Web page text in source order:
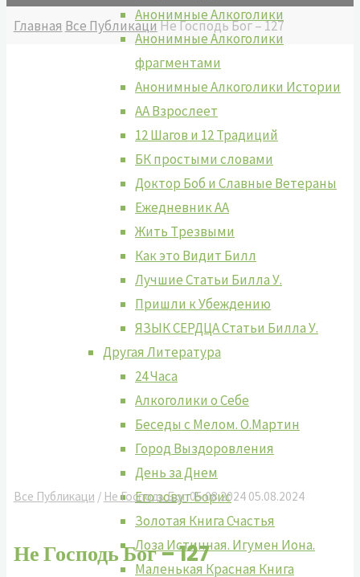
Анонимные Алкоголики
Анонимные Алкоголики
фрагментами
Анонимные Алкоголики Истории
АА Взрослеет
12 Шагов и 12 Традиций
БК простыми словами
Доктор Боб и Славные Ветераны
Ежедневник АА
Жить Tрезвыми
Как это Видит Билл
Лучшие Cтатьи Билла У.
Пришли к Убеждению
ЯЗЫК СЕРДЦА Статьи Билла У.
Другая Литература
24 Часа
Алкоголики о Себе
Беседы с Мелом. О.Мартин
Город Выздоровления
День за Днем
Его зовут Борис
Золотая Книга Счастья
Лоза Истинная. Игумен Иона.
Маленькая Красная Книга
Главная Все ПубликациНе Господь Бог – 127
Все Публикаци / Не Господь Бог05.08.2024 05.08.2024
Не Господь Бог – 127